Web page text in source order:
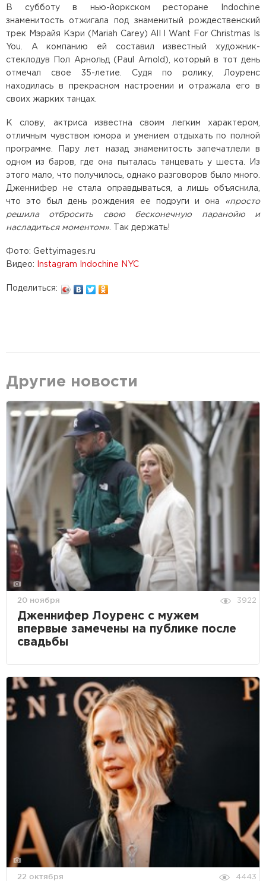
В субботу в нью-йоркском ресторане Indochine
знаменитость отжигала под знаменитый рождественский
трек Мэрайя Кэри (Mariah Carey) All I Want For Christmas Is
You. А компанию ей составил известный художник-
стеклодув Пол Арнольд (Paul Arnold), который в тот день
отмечал свое 35-летие. Судя по ролику, Лоуренс
находилась в прекрасном настроении и отражала его в
своих жарких танцах.
К слову, актриса известна своим легким характером,
отличным чувством юмора и умением отдыхать по полной
программе. Пару лет назад знаменитость запечатлели в
одном из баров, где она пыталась танцевать у шеста. Из
этого мало, что получилось, однако разговоров было много.
Дженнифер не стала оправдываться, а лишь объяснила,
что это был день рождения ее подруги и она «просто
решила отбросить свою бесконечную паранойю и
насладиться моментом» . Так держать!
Фото: Gettyimages.ru
Видео:
Instagram Indochine NYC
Поделиться:
Другие новости
20 ноября 3922
Дженнифер Лоуренс с мужем
впервые замечены на публике после
свадьбы
22 октября 4443